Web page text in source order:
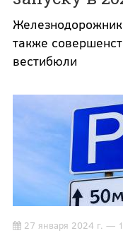
также
вестибюли
27 января 2024 г. —